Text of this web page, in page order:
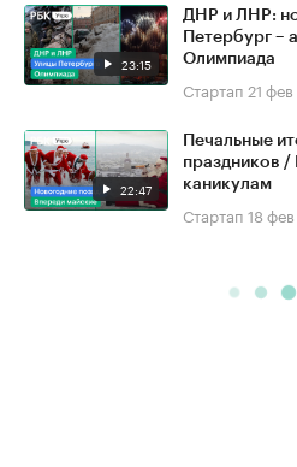
23:15
ДНР и ЛНР:
Петербург –
Олимпиада
Стартап 21
22:47
Печальные
праздников /
каникулам
Стартап 18